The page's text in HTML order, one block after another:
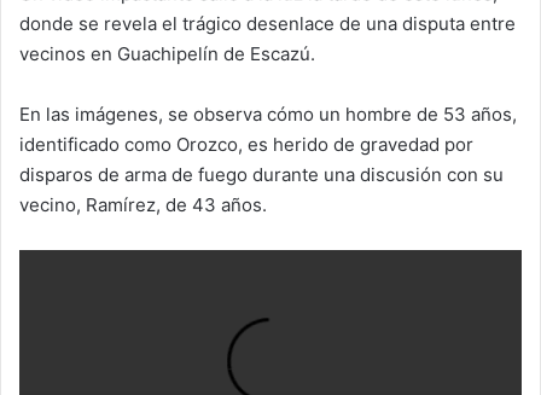
donde se revela el trágico desenlace de una disputa entre
vecinos en Guachipelín de Escazú.
En las imágenes, se observa cómo un hombre de 53 años,
identificado como Orozco, es herido de gravedad por
disparos de arma de fuego durante una discusión con su
vecino, Ramírez, de 43 años.